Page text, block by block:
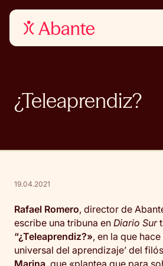
¿Teleaprendiz?
19.04.2021
Rafael Romero, director de
escribe una tribuna en Diario Sur
“¿Teleaprendiz?», en la que
universal del aprendizaje’ del
Marina, que «plantea que para